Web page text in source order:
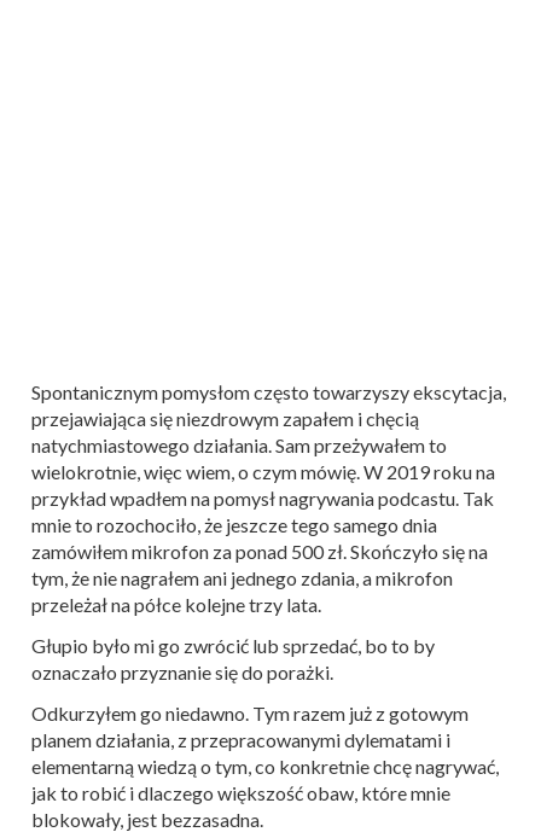
Spontanicznym pomysłom często towarzyszy ekscytacja,
przejawiająca się niezdrowym zapałem i chęcią
natychmiastowego działania. Sam przeżywałem to
wielokrotnie, więc wiem, o czym mówię. W 2019 roku na
przykład wpadłem na pomysł nagrywania podcastu. Tak
mnie to rozochociło, że jeszcze tego samego dnia
zamówiłem mikrofon za ponad 500 zł. Skończyło się na
tym, że nie nagrałem ani jednego zdania, a mikrofon
przeleżał na półce kolejne trzy lata.
Głupio było mi go zwrócić lub sprzedać, bo to by
oznaczało przyznanie się do porażki.
Odkurzyłem go niedawno. Tym razem już z gotowym
planem działania, z przepracowanymi dylematami i
elementarną wiedzą o tym, co konkretnie chcę nagrywać,
jak to robić i dlaczego większość obaw, które mnie
blokowały, jest bezzasadna.